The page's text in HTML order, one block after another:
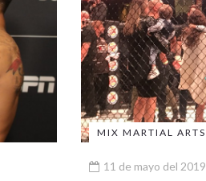
MIX MARTIAL ARTS
11 de mayo del 2019